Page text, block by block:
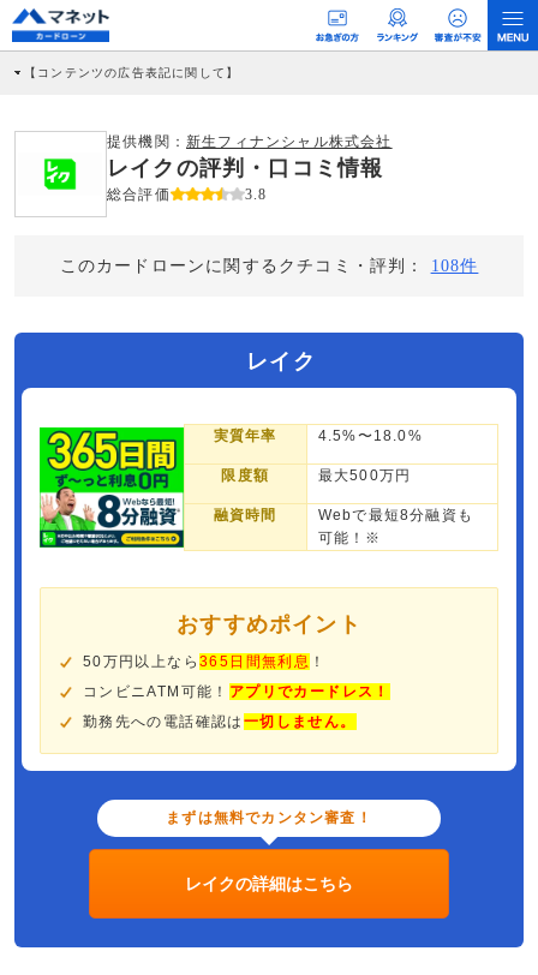
【コンテンツの広告表記に関して】
社に対して企業から紹介報酬が支払われるという収益モデルです。 ただし、特定の
商品を根拠なくPRするものではなく、当編集部の調査／ユーザーへの口コミ収集な
どに基づき、公平性を担保した情報提供を行っています。
>提携企業一覧
提供機関： 新生フィナンシャル株式会社
レイクの評判・口コミ情報
総合評価 3.8
このカードローンに関するクチコミ・評判： 108件
レイク
実質年率 4.5%〜18.0%
限度額 最大500万円
融資時間
Webで最短8分融資も
可能！※
おすすめポイント
50万円以上なら 365日間無利息 ！
コンビニATM可能！ アプリでカードレス！
勤務先への電話確認は 一切しません。
まずは無料でカンタン審査！
レイクの詳細はこちら